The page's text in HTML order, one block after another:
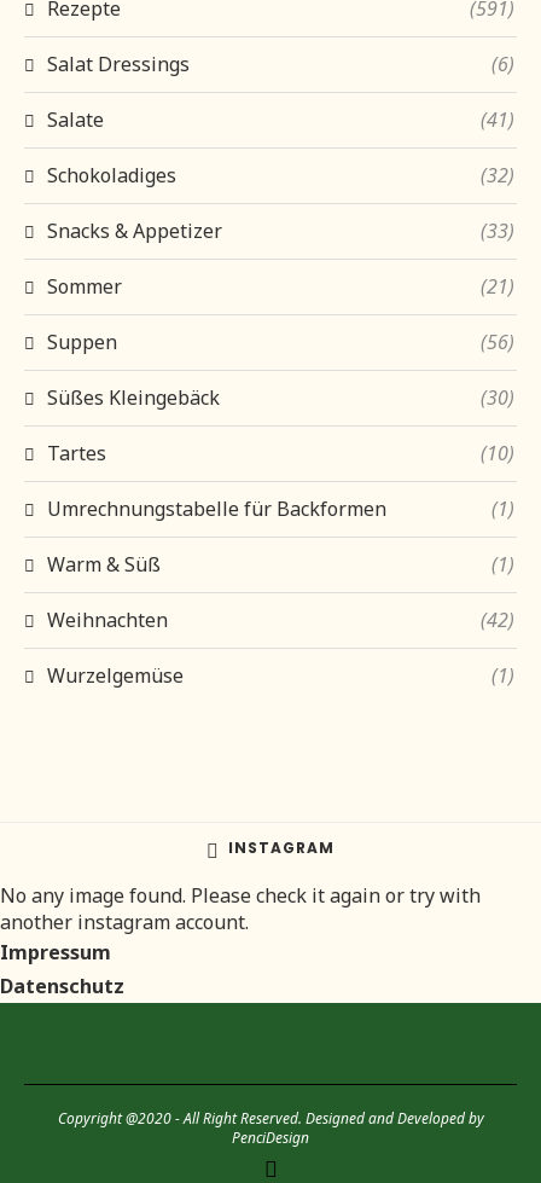
Rezepte (591)
Salat Dressings (6)
Salate (41)
Schokoladiges (32)
Snacks & Appetizer (33)
Sommer (21)
Suppen (56)
Süßes Kleingebäck (30)
Tartes (10)
Umrechnungstabelle für Backformen (1)
Warm & Süß (1)
Weihnachten (42)
Wurzelgemüse (1)
INSTAGRAM
No any image found. Please check it again or try with
another instagram account.
Impressum
Datenschutz
Copyright @2020 - All Right Reserved. Designed and Developed by
PenciDesign